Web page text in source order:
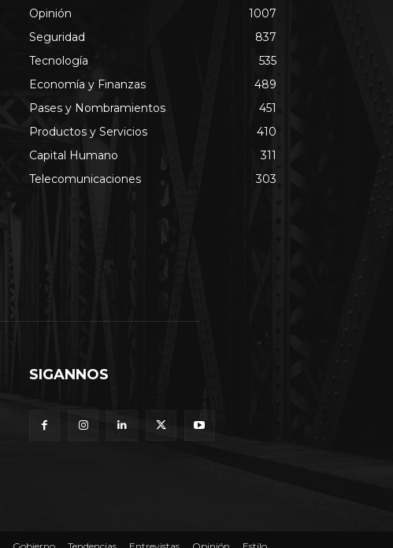
Opinión
1007
Seguridad
837
Tecnología
535
Economía y Finanzas
489
Pases y Nombramientos
451
Productos y Servicios
410
Capital Humano
311
Telecomunicaciones
303
SIGANNOS